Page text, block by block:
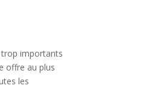
importants
offre au plus
les